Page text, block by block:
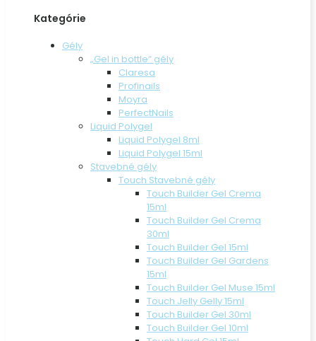
Kategórie
Gély
„Gel in bottle“ gély
Claresa
Profinails
Moyra
PerfectNails
Liquid Polygel
Liquid Polygel 8ml
Liquid Polygel 15ml
Stavebné gély
Touch Stavebné gély
Touch Builder Gel Crema
15ml
Touch Builder Gel Crema
30ml
Touch Builder Gel 15ml
Touch Builder Gel Gardens
15ml
Touch Builder Gel Muse 15ml
Touch Jelly Gelly 15ml
Touch Builder Gel 30ml
Touch Builder Gel 10ml